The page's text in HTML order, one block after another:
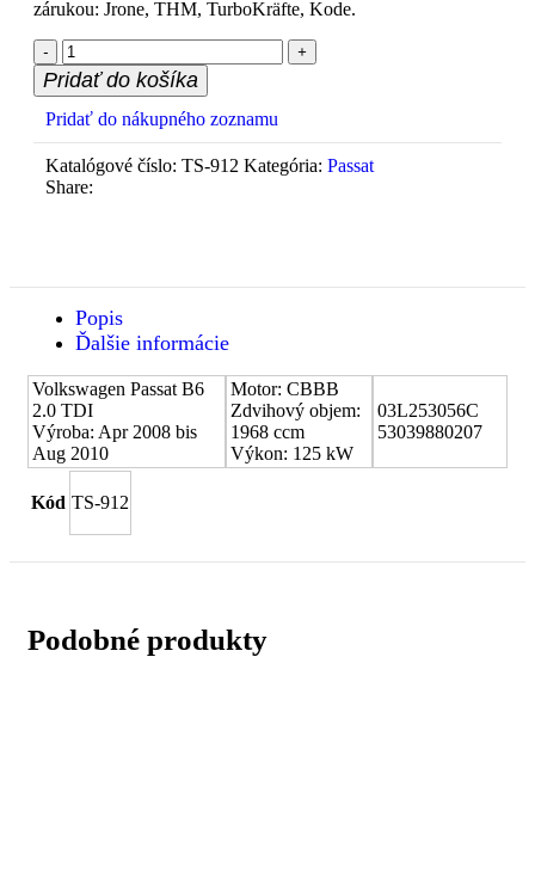
zárukou: Jrone, THM, TurboKräfte, Kode.
Pridať do košíka
Pridať do nákupného zoznamu
Katalógové číslo: TS-912 Kategória: Passat
Share:
Popis
Ďalšie informácie
Volkswagen Passat B6
2.0 TDI
Výroba: Apr 2008 bis
Aug 2010
Motor: CBBB
Zdvihový objem:
1968 ccm
Výkon: 125 kW
03L253056C
53039880207
Kód TS-912
Podobné produkty